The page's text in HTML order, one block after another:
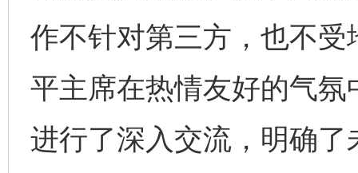
作不针对第三方，也不
平主席在热情友好的气
进行了深入交流，明确